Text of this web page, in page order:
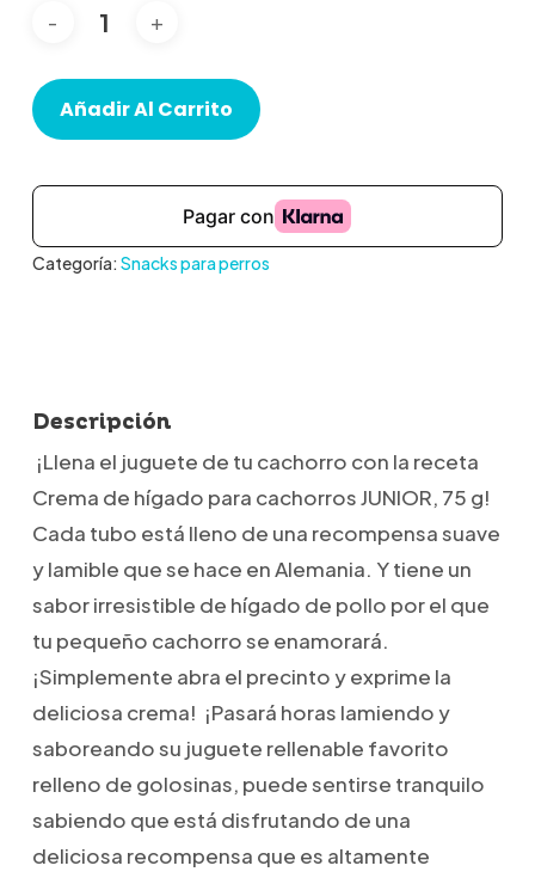
Añadir Al Carrito
Categoría: Snacks para perros
Descripción
¡Llena el juguete de tu cachorro con la receta
Crema de hígado para cachorros JUNIOR, 75 g!
Cada tubo está lleno de una recompensa suave
y lamible que se hace en Alemania. Y tiene un
sabor irresistible de hígado de pollo por el que
tu pequeño cachorro se enamorará.
¡Simplemente abra el precinto y exprime la
deliciosa crema! ¡Pasará horas lamiendo y
saboreando su juguete rellenable favorito
relleno de golosinas, puede sentirse tranquilo
sabiendo que está disfrutando de una
deliciosa recompensa que es altamente